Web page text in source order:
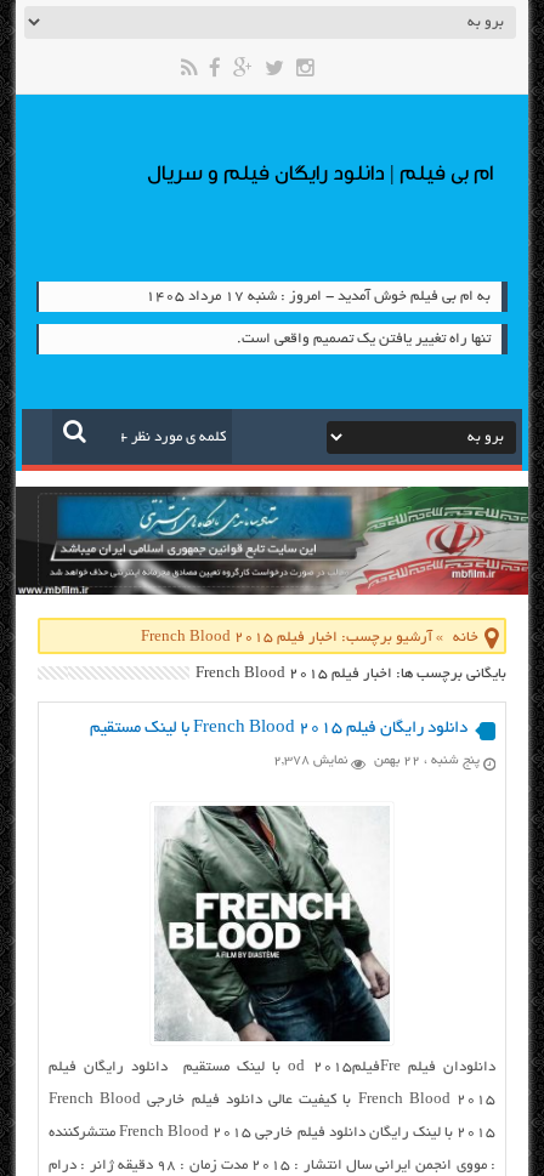
ام بی فیلم | دانلود رایگان فیلم و سریال
به ام بی فیلم خوش آمدید - امروز : شنبه ۱۷ مرداد ۱۴۰۵
تنها راه تغییر یافتن یک تصمیم واقعی است.
خانه » آرشیو برچسب: اخبار فیلم French Blood 2015
بایگانی برچسب ها: اخبار فیلم French Blood 2015
دانلود رایگان فیلم French Blood 2015 با لینک مستقیم
پنج شنبه ، ۲۲ بهمن نمایش 2,378
دانلودان فیلم Freفیلمod 2015 با لینک مستقیم دانلود رایگان فیلم
French Blood 2015 با کیفیت عالی دانلود فیلم خارجی French Blood
2015 با لینک رایگان دانلود فیلم خارجی French Blood 2015 منتشرکننده
: مووی انجمن ایرانی سال انتشار : ۲۰۱۵ مدت زمان : ۹۸ دقیقه ژانر : درام